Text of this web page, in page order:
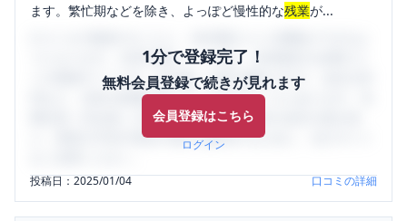
ます。繁忙期などを除き、よっぽど慢性的な残業が...
1分で登録完了！
無料会員登録で続きが見れます
会員登録はこちら
ログイン
うになります。SHEHUB(シーハブ)は、女性限定の企業口コ
ミの投稿サイトです。給与面・女性の働きやすさ・会社の評
判など、女性の転職は気にすべき点がたくさんあります。先
輩社員（元社員）の口コミを通して、本当の会社の姿を知
り、将来の不安や現在の悩みを解消するために、ぜひサイト
投稿日：2025/01/04 口コミの詳細